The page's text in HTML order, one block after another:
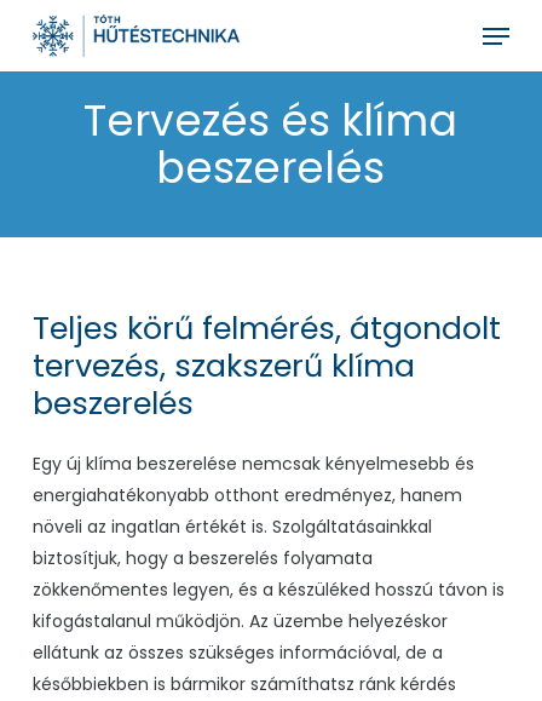
main
Menu
Tervezés és klíma
beszerelés
Teljes körű felmérés, átgondolt
tervezés, szakszerű klíma
beszerelés
Egy új klíma beszerelése nemcsak kényelmesebb és
energiahatékonyabb otthont eredményez, hanem
növeli az ingatlan értékét is. Szolgáltatásainkkal
biztosítjuk, hogy a beszerelés folyamata
zökkenőmentes legyen, és a készüléked hosszú távon is
kifogástalanul működjön. Az üzembe helyezéskor
ellátunk az összes szükséges információval, de a
későbbiekben is bármikor számíthatsz ránk kérdés